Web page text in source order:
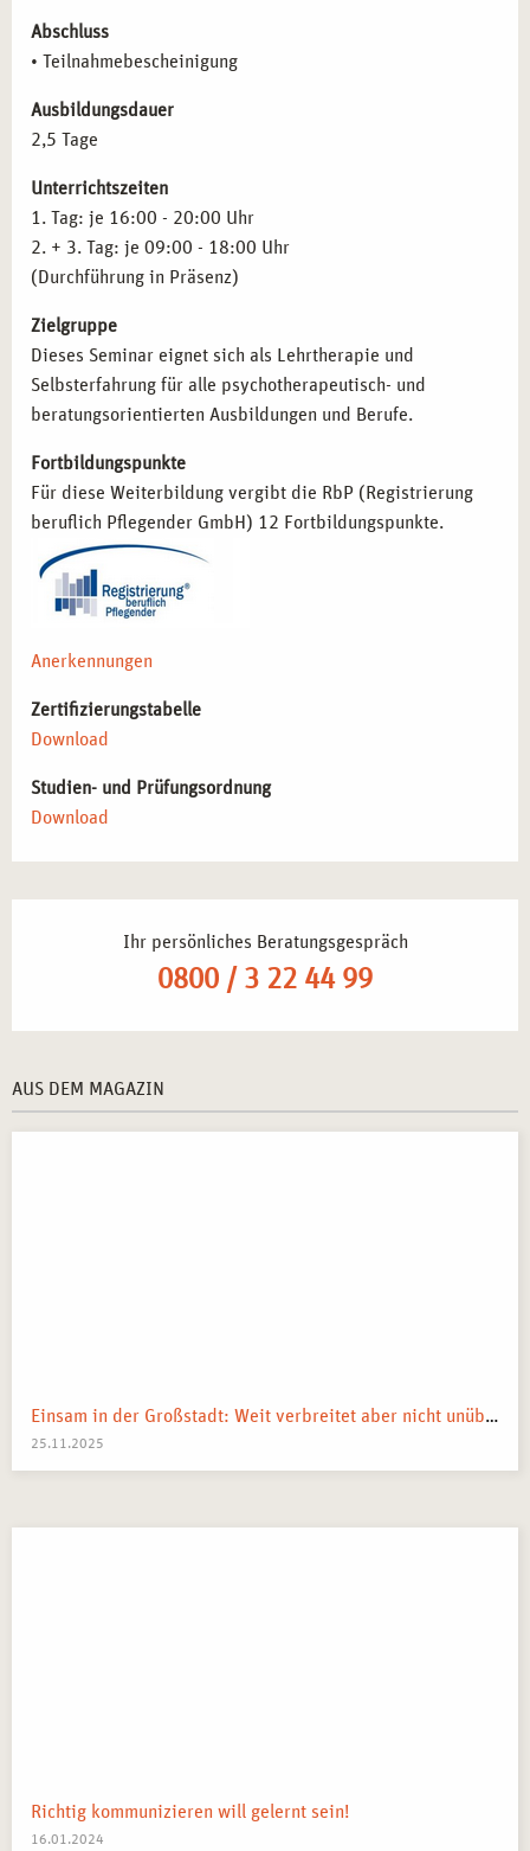
Abschluss
• Teilnahmebescheinigung
Ausbildungsdauer
2,5 Tage
Unterrichtszeiten
1. Tag: je 16:00 - 20:00 Uhr
2. + 3. Tag: je 09:00 - 18:00 Uhr
(Durchführung in Präsenz)
Zielgruppe
Dieses Seminar eignet sich als Lehrtherapie und
Selbsterfahrung für alle psychotherapeutisch- und
beratungsorientierten Ausbildungen und Berufe.
Fortbildungspunkte
Für diese Weiterbildung vergibt die RbP (Registrierung
beruflich Pflegender GmbH) 12 Fortbildungspunkte.
Anerkennungen
Zertifizierungstabelle
Download
Studien- und Prüfungsordnung
Download
Ihr persönliches Beratungsgespräch
0800 / 3 22 44 99
AUS DEM MAGAZIN
Einsam in der Großstadt: Weit verbreitet aber nicht unüberwindbar
25.11.2025
Richtig kommunizieren will gelernt sein!
16.01.2024